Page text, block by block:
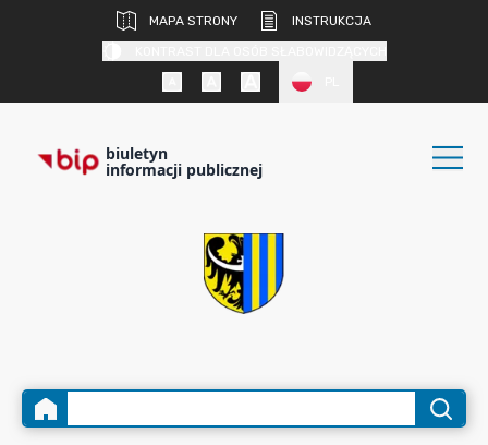
MAPA STRONY
INSTRUKCJA
biuletyn
informacji publicznej